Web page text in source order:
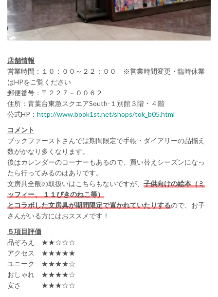
店舗情報
営業時間：１０：００～２２：００ ※営業時間変更・臨時休業
はHPをご覧ください
郵便番号：〒２２７－００６２
住所：青葉台東急スクエアSouth-１別館３階・４階
公式HP： http://www.book1st.net/shops/tok_b05.html
コメント
ブックファーストさんでは期間限定で手帳・ダイアリーの品揃え
数がかなり多くなります。
後はカレンダーのコーナーもあるので、買い替えシーズンになっ
たら行ってみるのはありです。
文房具全般の取扱いはこちらもないですが、 子供向けの絵本（ミ
ッフィー、 １１ぴきのねこ等）
とコラボした文房具が期間限定で置かれていたりするので、お子
さんがいる方にはおススメです！
５項目評価
品ぞろえ ★★☆☆☆
アクセス ★★★★★
ユニーク ★★★★☆
おしゃれ ★★★★☆
安さ ★★★☆☆